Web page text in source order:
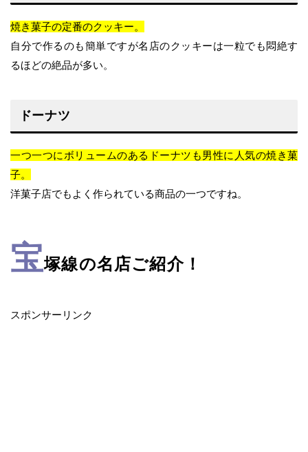
焼き菓子の定番のクッキー。
自分で作るのも簡単ですが名店のクッキーは一粒でも悶絶す
るほどの絶品が多い。
ドーナツ
一つ一つにボリュームのあるドーナツも男性に人気の焼き菓
子。
洋菓子店でもよく作られている商品の一つですね。
宝塚線の名店ご紹介！
スポンサーリンク